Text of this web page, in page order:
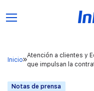
Inicio
Atención a clientes y
que impulsan la
Notas de prensa